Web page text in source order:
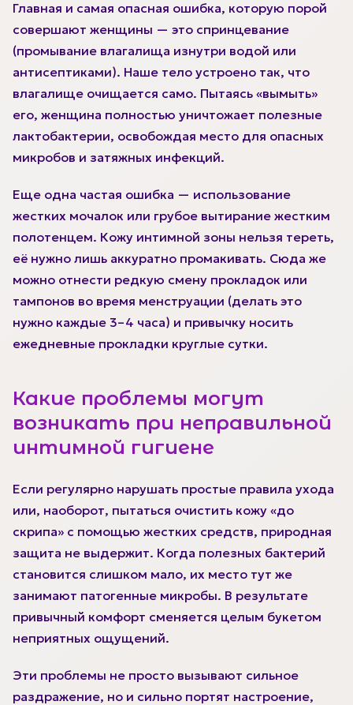
Главная и самая опасная ошибка, которую порой
совершают женщины — это спринцевание
(промывание влагалища изнутри водой или
антисептиками). Наше тело устроено так, что
влагалище очищается само. Пытаясь «вымыть»
его, женщина полностью уничтожает полезные
лактобактерии, освобождая место для опасных
микробов и затяжных инфекций.
Еще одна частая ошибка — использование
жестких мочалок или грубое вытирание жестким
полотенцем. Кожу интимной зоны нельзя тереть,
её нужно лишь аккуратно промакивать. Сюда же
можно отнести редкую смену прокладок или
тампонов во время менструации (делать это
нужно каждые 3–4 часа) и привычку носить
ежедневные прокладки круглые сутки.
Какие проблемы могут
возникать при неправильной
интимной гигиене
Если регулярно нарушать простые правила ухода
или, наоборот, пытаться очистить кожу «до
скрипа» с помощью жестких средств, природная
защита не выдержит. Когда полезных бактерий
становится слишком мало, их место тут же
занимают патогенные микробы. В результате
привычный комфорт сменяется целым букетом
неприятных ощущений.
Эти проблемы не просто вызывают сильное
раздражение, но и сильно портят настроение,